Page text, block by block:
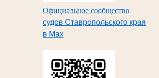
Официальное сообщество
судов Ставропольского края
в Max